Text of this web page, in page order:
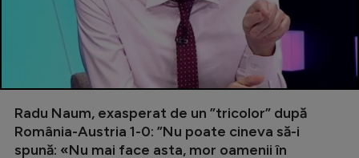
Radu Naum, exasperat de un ”tricolor” după
România-Austria 1-0: ”Nu poate cineva să-i
spună: «Nu mai face asta, mor oamenii în